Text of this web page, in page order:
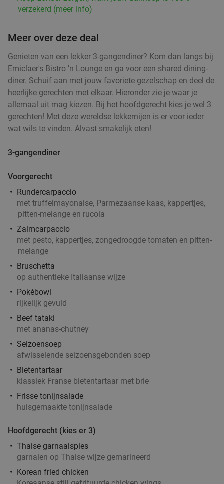
Pomp 41
Verkocht: 763
19%
Ontbijtbuffet (1,5 uur) of afternoon tea (2 uur)
in Hilversum
Morgen Ma Di Wo Do
Vr
Hilversum
Verkocht: 118
Indonesische rijsttafel + meer bij Ron
Gastrobar Indonesia Laren
Vandaag
Ron Gastrobar Indonesia Laren
Laren
Verkocht: 221
Italiaanse 3-gangen keuzelunch bij Restaurant
Maximiliano
Restaurant Maximiliano
Verkocht: 140
Wandelarrangement bij Woods35
verzekerd (meer info)
Meer over deze deal
Genieten van een lekker 3-gangendiner? Kom dan langs bij
Emiclaer's Bistro 'n Lounge en ga voor een shared dining-
diner. Schuif aan met jouw favoriete gezelschap en deel de
heerlijke gerechten met elkaar. Hieronder zie je waar je
allemaal uit mag kiezen. Bij het hoofdgerecht kies je wel 3
gerechten! Met deze wereldse lekkernijen is er voor ieder
wat wils te vinden. Alvast smakelijk eten!
3-gangendiner
Voorgerecht
Rundercarpaccio
met truffelmayonaise, Parmezaanse kaas, kappertjes,
pitten-melange en rucola
Zalmcarpaccio
met pesto, kappertjes, zongedroogde tomaten en pitten-
melange
Bruschetta
op authentieke Italiaanse wijze
Pokébowl
rijkelijk gevuld
Beef tataki
met ananas-chutney
Seizoensoep
afwisselende seizoensgebonden soep
Bietentartaar
klassiek Franse bietentartaar met brie
Frisse tonijnsalade
huisgemaakte tonijnsalade
Hoofdgerecht (kies er 3)
Thaise garnaalspies
garnalen op Thaise wijze gemarineerd
Korean fried chicken